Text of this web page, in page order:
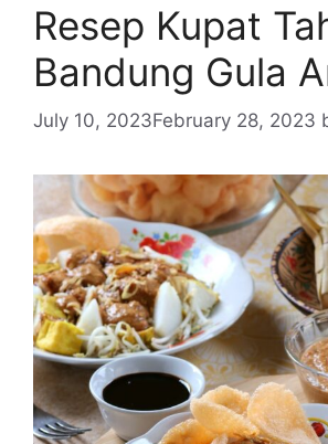
Resep Kupat
Bandung Gula
July 10, 2023February 28, 2023